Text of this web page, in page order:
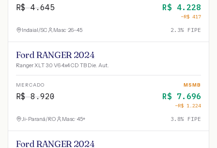
R$4.645 R$ 4.228
−R$ 417
Indaial/SC Masc · 26-45 2.3% FIPE
Ford RANGER 2024
Ranger XLT 3.0 V6 4x4 CD TB Die. Aut.
MERCADO
R$8.920
MSMB
R$ 7.696
−R$ 1.224
Ji-Paraná/RO Masc · 45+ 3.8% FIPE
Ford RANGER 2024